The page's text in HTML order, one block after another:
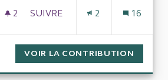
2 2 ABONNÉS
SUIVRE
2 16
VOIR LA CONTRIBUTION